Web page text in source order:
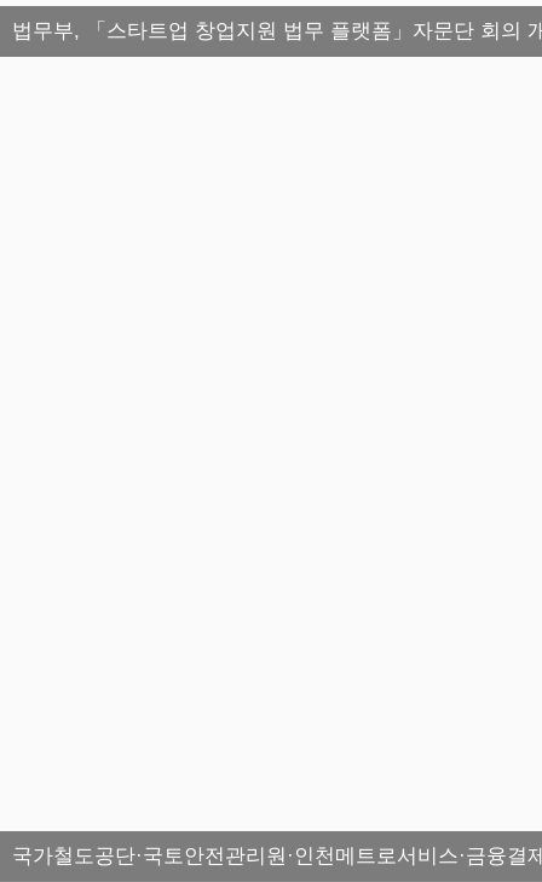
법무부, 「스타트업 창업지원 법무 플랫폼」자문단 회의
국가철도공단·국토안전관리원·인천메트로서비스·금융결